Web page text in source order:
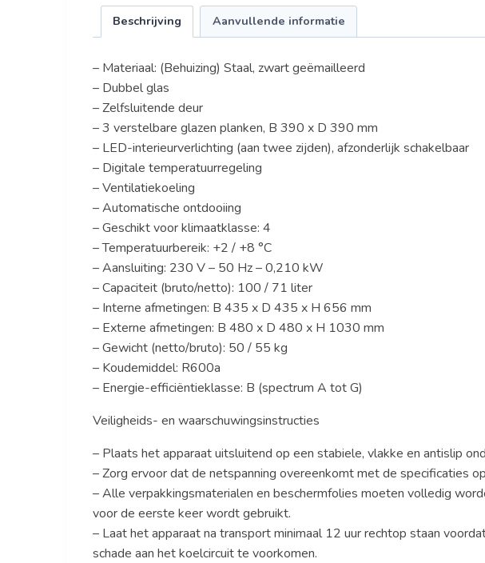
Beschrijving Aanvullende informatie
– Materiaal: (Behuizing) Staal, zwart geëmailleerd
– Dubbel glas
– Zelfsluitende deur
– 3 verstelbare glazen planken, B 390 x D 390 mm
– LED-interieurverlichting (aan twee zijden), afzonderlijk schakelbaar
– Digitale temperatuurregeling
– Ventilatiekoeling
– Automatische ontdooiing
– Geschikt voor klimaatklasse: 4
– Temperatuurbereik: +2 / +8 °C
– Aansluiting: 230 V – 50 Hz – 0,210 kW
– Capaciteit (bruto/netto): 100 / 71 liter
– Interne afmetingen: B 435 x D 435 x H 656 mm
– Externe afmetingen: B 480 x D 480 x H 1030 mm
– Gewicht (netto/bruto): 50 / 55 kg
– Koudemiddel: R600a
– Energie-efficiëntieklasse: B (spectrum A tot G)
Veiligheids- en waarschuwingsinstructies
– Plaats het apparaat uitsluitend op een stabiele, vlakke en antislip
– Zorg ervoor dat de netspanning overeenkomt met de specificaties
– Alle verpakkingsmaterialen en beschermfolies moeten volledig
voor de eerste keer wordt gebruikt.
– Laat het apparaat na transport minimaal 12 uur rechtop staan
schade aan het koelcircuit te voorkomen.